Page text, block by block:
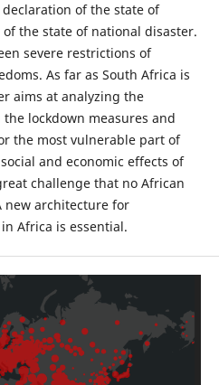
of the state of
the state of national disaster.
severe restrictions of
As far as South Africa is
aims at analyzing the
lockdown measures and
the most vulnerable part of
and economic effects of
challenge that no African
new architecture for
Africa is essential.